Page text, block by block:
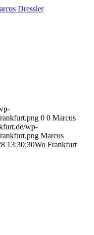
Dressler
0 0 Marcus
wp-
Marcus
13:30:30Wo Frankfurt